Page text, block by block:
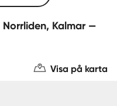
Visa på karta